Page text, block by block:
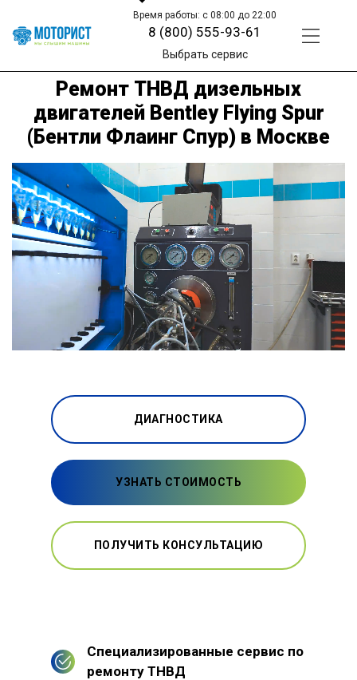
Время работы: с 08:00 до 22:00
8 (800) 555-93-61
Выбрать сервис
Ремонт ТНВД дизельных
двигателей Bentley Flying Spur
(Бентли Флаинг Спур) в Москве
ДИАГНОСТИКА
УЗНАТЬ СТОИМОСТЬ
ПОЛУЧИТЬ КОНСУЛЬТАЦИЮ
Специализированные сервис по
ремонту ТНВД